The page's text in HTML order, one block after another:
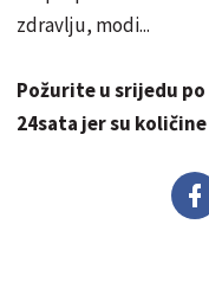
zdravlju, modi...
Požurite u srijedu
24sata jer su